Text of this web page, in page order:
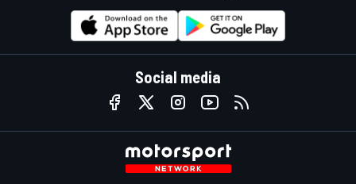
Social media